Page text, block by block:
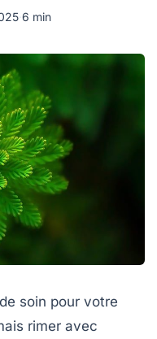
·6 min
soin pour votre
rimer avec